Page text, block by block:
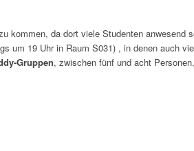
kommen, da dort viele Studenten anwesend
um 19 Uhr in Raum S031) , in denen auch
Gruppen, zwischen fünf und acht